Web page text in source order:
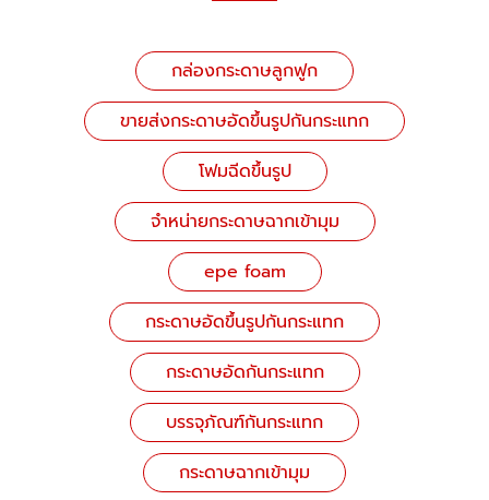
กล่องกระดาษลูกฟูก
ขายส่งกระดาษอัดขึ้นรูปกันกระแทก
โฟมฉีดขึ้นรูป
จำหน่ายกระดาษฉากเข้ามุม
epe foam
กระดาษอัดขึ้นรูปกันกระแทก
กระดาษอัดกันกระแทก
บรรจุภัณฑ์กันกระแทก
กระดาษฉากเข้ามุม